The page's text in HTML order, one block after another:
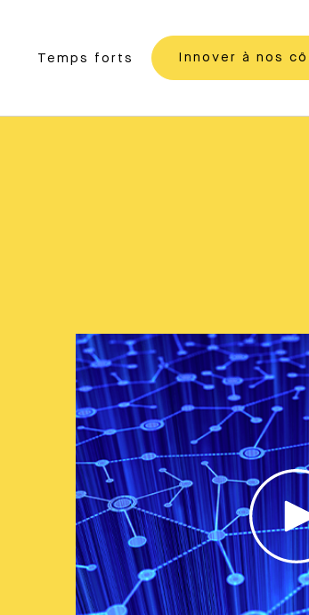
Temps forts Innover à nos